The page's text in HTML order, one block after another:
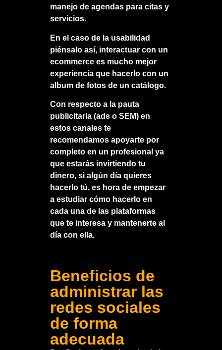
manejo de agendas para citas y
servicios.
En el caso de la usabilidad
piénsalo así, interactuar con un
ecommerce es mucho mejor
experiencia que hacerlo con un
album de fotos de un catálogo.
Con respecto a la pauta
publicitaria(ads o SEM) en
estos canales te
recomendamos apoyarte por
completo en un profesional ya
que estarás invirtiendo tu
dinero, si algún día quieres
hacerlo tú, es hora de empezar
a estudiar cómo hacerlo en
cada una de las plataformas
que te interesa y mantenerte al
día con ella.
Beneficios de
administrar las
redes sociales
de forma
adecuada